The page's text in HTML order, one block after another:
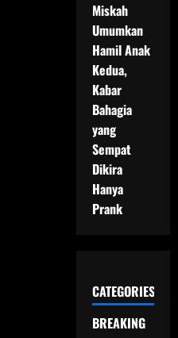
Miskah
Umumkan
Hamil Anak
Kedua,
Kabar
Bahagia
yang
Sempat
Dikira
Hanya
Prank
CATEGORIES
BREAKING